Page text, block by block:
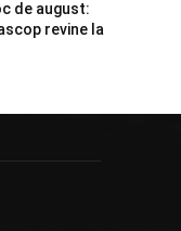
de august:
revine la